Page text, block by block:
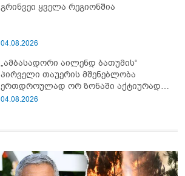
გრინვეი ყველა რეგიონშია
04.08.2026
„ამბასადორი აილენდ ბათუმის“
პირველი თაუერის მშენებლობა
ერთდროულად ორ ზონაში აქტიურად
მიმდინარეობს
04.08.2026